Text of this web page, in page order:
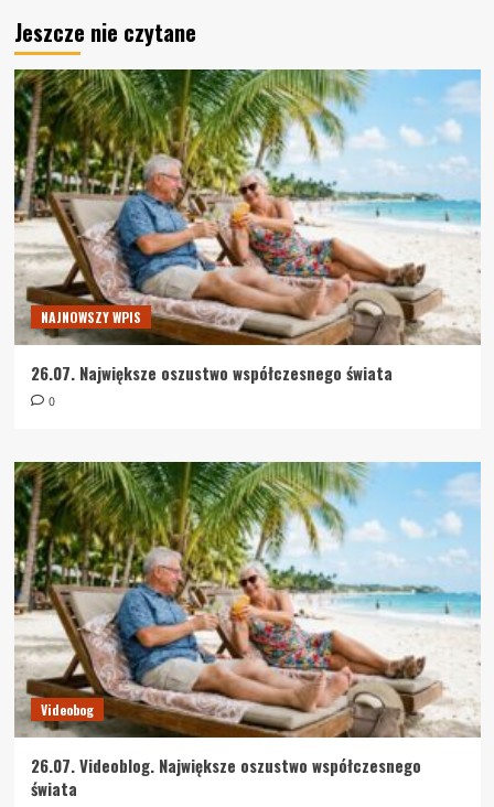
Jeszcze nie czytane
NAJNOWSZY WPIS
26.07. Największe oszustwo współczesnego świata
0
Videobog
26.07. Videoblog. Największe oszustwo współczesnego
świata